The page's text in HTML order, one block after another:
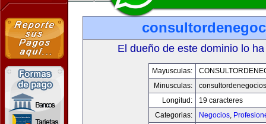
El dueño de este dominio lo
Mayusculas:
Minusculas:
Longitud:
19 caracteres
Categorias:
Negocios,